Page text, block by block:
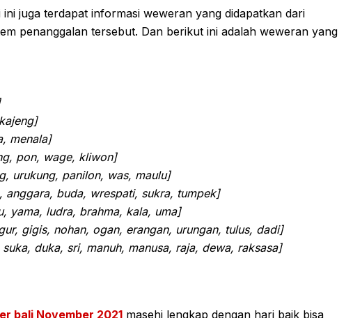
ini juga terdapat informasi weweran yang didapatkan dari
penanggalan tersebut. Dan berikut ini adalah weweran yang
menala]
pon, wage, kliwon]
urukung, panilon, was, maulu]
anggara, buda, wrespati, sukra, tumpek]
yama, ludra, brahma, kala, uma]
gigis, nohan, ogan, erangan, urungan, tulus, dadi]
duka, sri, manuh, manusa, raja, dewa, raksasa]
bali November 2021 masehi lengkap dengan hari baik bisa